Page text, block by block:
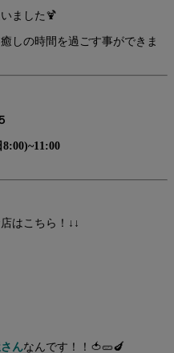
ました🍹
しの時間を過ごす事ができま
はこちら！↓↓
んなんです！！🍅🥒🍆